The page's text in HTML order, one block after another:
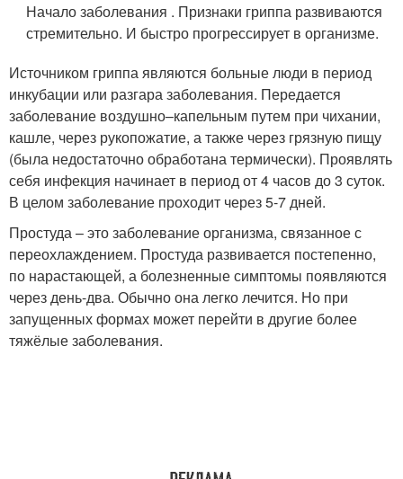
Начало заболевания . Признаки гриппа развиваются
стремительно. И быстро прогрессирует в организме.
Источником гриппа являются больные люди в период
инкубации или разгара заболевания. Передается
заболевание воздушно–капельным путем при чихании,
кашле, через рукопожатие, а также через грязную пищу
(была недостаточно обработана термически). Проявлять
себя инфекция начинает в период от 4 часов до 3 суток.
В целом заболевание проходит через 5-7 дней.
Простуда – это заболевание организма, связанное с
переохлаждением. Простуда развивается постепенно,
по нарастающей, а болезненные симптомы появляются
через день-два. Обычно она легко лечится. Но при
запущенных формах может перейти в другие более
тяжёлые заболевания.